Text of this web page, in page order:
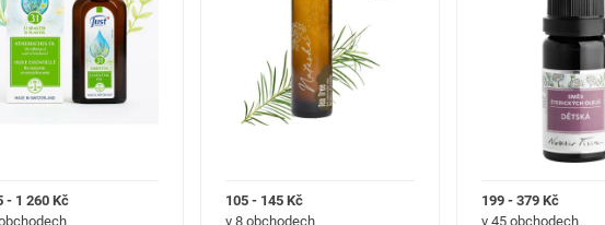
dětském pokoji,
ovzduší,
- 1 260 Kč
105 - 145 Kč
v 8 obchodech
199 - 379 Kč
v 45 obchodech